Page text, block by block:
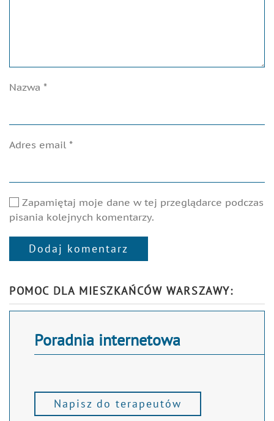
Nazwa *
Adres email *
Zapamiętaj moje dane w tej przeglądarce podczas
pisania kolejnych komentarzy.
Dodaj komentarz
POMOC DLA MIESZKAŃCÓW WARSZAWY:
Poradnia internetowa
Napisz do terapeutów